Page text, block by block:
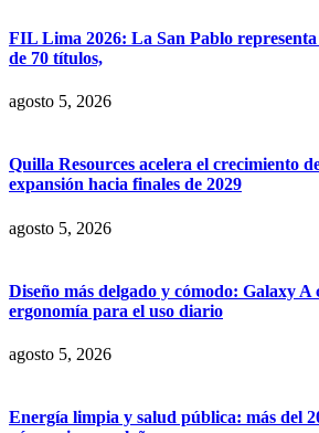
FIL Lima 2026: La San Pablo
de 70 títulos,
agosto 5, 2026
Quilla Resources acelera el crecimiento
expansión hacia finales de 2029
agosto 5, 2026
Diseño más delgado y cómodo: Galaxy
ergonomía para el uso diario
agosto 5, 2026
Energía limpia y salud pública: más del